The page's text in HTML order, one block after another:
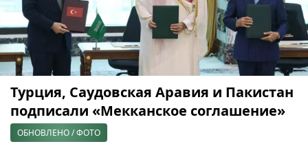
Турция, Саудовская Аравия и Пакистан
подписали «Мекканское соглашение»
ОБНОВЛЕНО / ФОТО